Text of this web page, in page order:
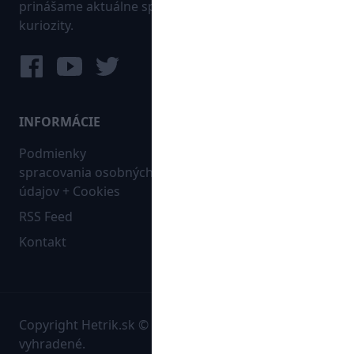
prinášame aktuálne správy, góly, zaujímavosti a
kuriozity.
INFORMÁCIE
Podmienky
spracovania osobných
údajov + Cookies
RSS Feed
Kontakt
Copyright Hetrik.sk © 2026 Autorské práva sú
vyhradené.